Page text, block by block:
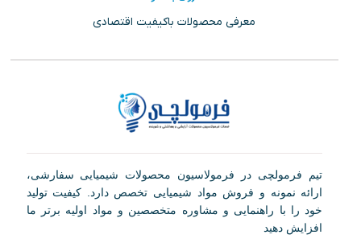
معرفی محصولات باکیفیت اقتصادی
تیم فرمولچی در فرمولاسیون محصولات شیمیایی سفارشی،
ارائه نمونه و فروش مواد شیمیایی تخصص دارد. کیفیت تولید
خود را با راهنمایی و مشاوره متخصصین و مواد اولیه برتر ما
افزایش دهید